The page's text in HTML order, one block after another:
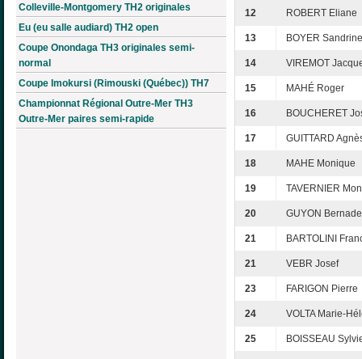
Colleville-Montgomery TH2 originales
Eu (eu salle audiard) TH2 open
Coupe Onondaga TH3 originales semi-
normal
Coupe Imokursi (Rimouski (Québec)) TH7
Championnat Régional Outre-Mer TH3
Outre-Mer paires semi-rapide
12 ROBERT Eliane
13 BOYER Sandrine
14 VIREMOT
15 MAHÉ Roger
16 BOUCHERET
17 GUITTARD
18 MAHE Monique
19 TAVERNIER
20 GUYON
21 BARTOLINI
21 VEBR Josef
23 FARIGON Pierre
24 VOLTA Marie-
25 BOISSEAU